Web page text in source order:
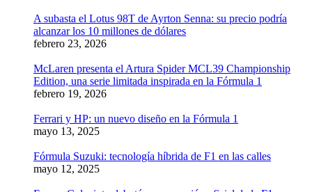
A subasta el Lotus 98T de Ayrton Senna: su precio podría
alcanzar los 10 millones de dólares
febrero 23, 2026
McLaren presenta el Artura Spider MCL39 Championship
Edition, una serie limitada inspirada en la Fórmula 1
febrero 19, 2026
Ferrari y HP: un nuevo diseño en la Fórmula 1
mayo 13, 2025
Fórmula Suzuki: tecnología híbrida de F1 en las calles
mayo 12, 2025